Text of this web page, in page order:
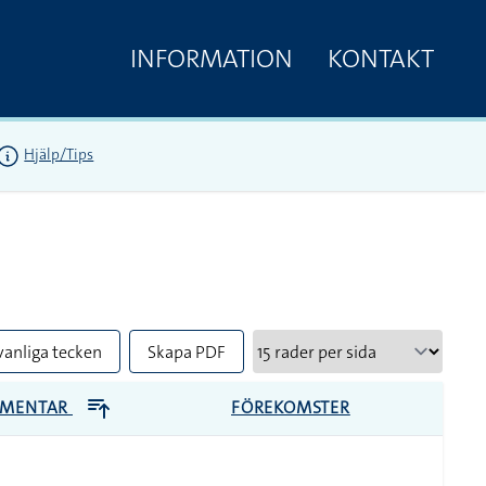
INFORMATION KONTAKT
Hjälp/Tips
tecken Skapa PDF
FÖREKOMSTER